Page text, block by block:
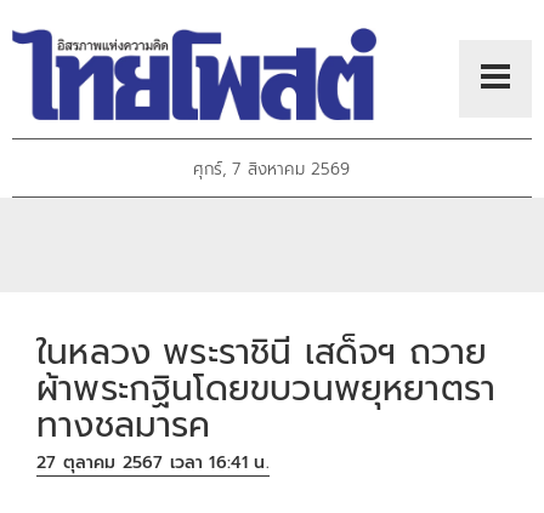
ศุกร์, 7 สิงหาคม 2569
ในหลวง พระราชินี เสด็จฯ ถวาย
ผ้าพระกฐินโดยขบวนพยุหยาตรา
ทางชลมารค
27 ตุลาคม 2567 เวลา 16:41 น.